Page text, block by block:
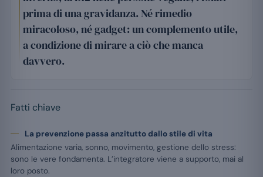
prima di una gravidanza. Né rimedio
miracoloso, né gadget: un complemento utile,
a condizione di mirare a ciò che manca
davvero.
Fatti chiave
La prevenzione passa anzitutto dallo stile di vita
Alimentazione varia, sonno, movimento, gestione dello stress:
sono le vere fondamenta. L’integratore viene a supporto, mai al
loro posto.